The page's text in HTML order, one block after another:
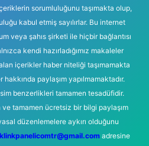
sorumluluğunu taşımakta olup,
kabul etmiş sayılırlar. Bu internet
veya şahıs şirketi ile hiçbir bağlantısı
kendi hazırladığımız makaleler
içerikler haber niteliği taşımamakta
paylaşım yapılmamaktadır.
benzerlikleri tamamen tesadüfidir.
tamamen ücretsiz bir bilgi paylaşım
düzenlemelere aykırı olduğunu
adresine